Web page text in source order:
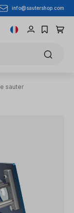
info@sautershop.com
sauter